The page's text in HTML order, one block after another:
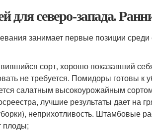
для северо-запада.
занимает первые позиции
сорт, хорошо показавший
не требуется. Помидоры готовы к
салатным высокоурожайным
лучшие результаты дает на
неприхотливость. Штамбовые
плоды;